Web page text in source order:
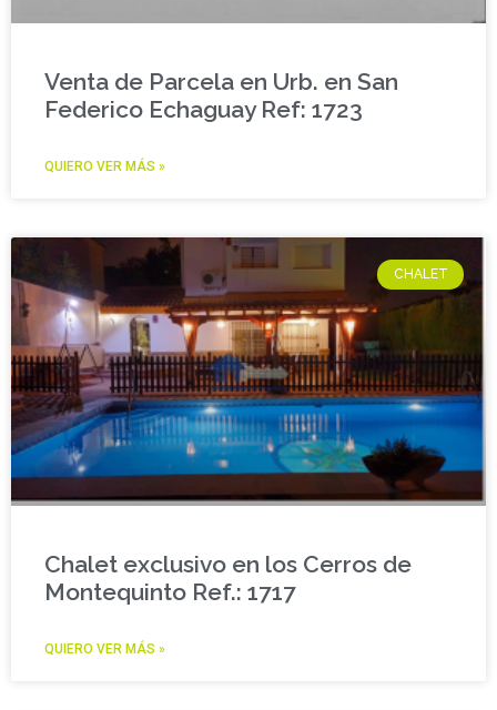
Venta de Parcela en Urb. en San
Federico Echaguay Ref: 1723
QUIERO VER MÁS »
CHALET
Chalet exclusivo en los Cerros de
Montequinto Ref.: 1717
QUIERO VER MÁS »